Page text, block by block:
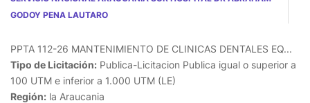
GODOY PENA LAUTARO
PPTA 112-26 MANTENIMIENTO DE CLINICAS DENTALES EQ...
Tipo de Licitación: Publica-Licitacion Publica igual o superior a
100 UTM e inferior a 1.000 UTM (LE)
Región: la Araucania